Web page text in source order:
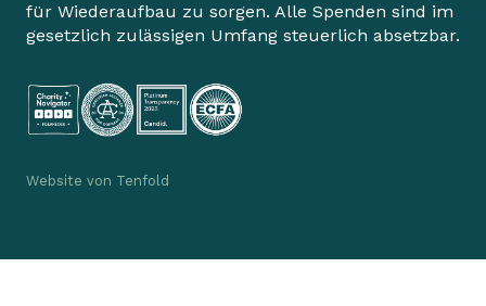
für Wiederaufbau zu sorgen. Alle Spenden sind im
gesetzlich zulässigen Umfang steuerlich absetzbar.
Website von Tenfold